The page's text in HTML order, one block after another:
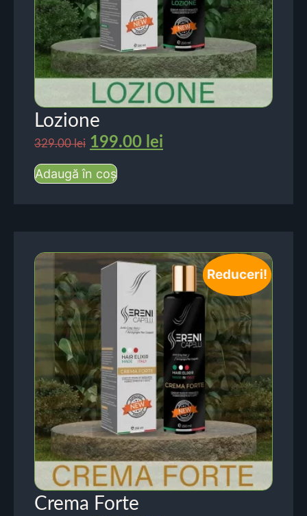
Lozione
329.00lei 199.00 lei
Adaugă în coș
Reduceri!
Crema Forte